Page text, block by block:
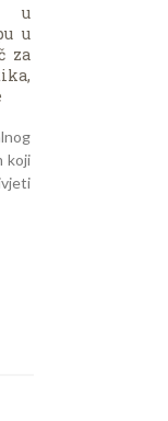
u
u
za
koji